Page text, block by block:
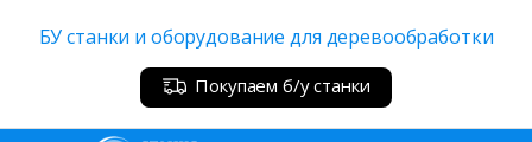
БУ станки и оборудование для деревообработки
Покупаем б/у станки